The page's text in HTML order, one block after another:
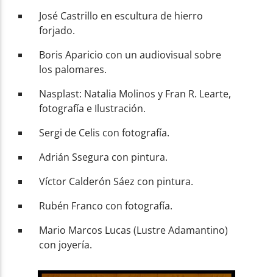
José Castrillo en escultura de hierro
forjado.
Boris Aparicio con un audiovisual sobre
los palomares.
Nasplast: Natalia Molinos y Fran R. Learte,
fotografía e Ilustración.
Sergi de Celis con fotografía.
Adrián Ssegura con pintura.
Víctor Calderón Sáez con pintura.
Rubén Franco con fotografía.
Mario Marcos Lucas (Lustre Adamantino)
con joyería.